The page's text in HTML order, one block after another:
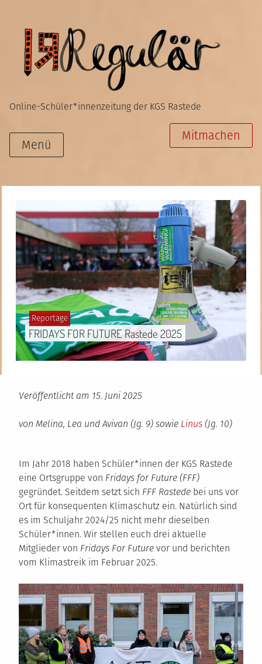
springen
Online-Schüler*innenzeitung der KGS Rastede
Menü
Mitmachen
Gepostet
in
Reportage
FRIDAYS FOR FUTURE Rastede 2025
Veröffentlicht am 15. Juni 2025
von Melina, Lea und Avivan (Jg. 9) sowie Linus (Jg. 10)
Im Jahr 2018 haben Schüler*innen der KGS Rastede
eine Ortsgruppe von Fridays for Future (FFF)
gegründet. Seitdem setzt sich FFF Rastede bei uns vor
Ort für konsequenten Klimaschutz ein. Natürlich sind
es im Schuljahr 2024/25 nicht mehr dieselben
Schüler*innen. Wir stellen euch drei aktuelle
Mitglieder von Fridays For Future vor und berichten
vom Klimastreik im Februar 2025.